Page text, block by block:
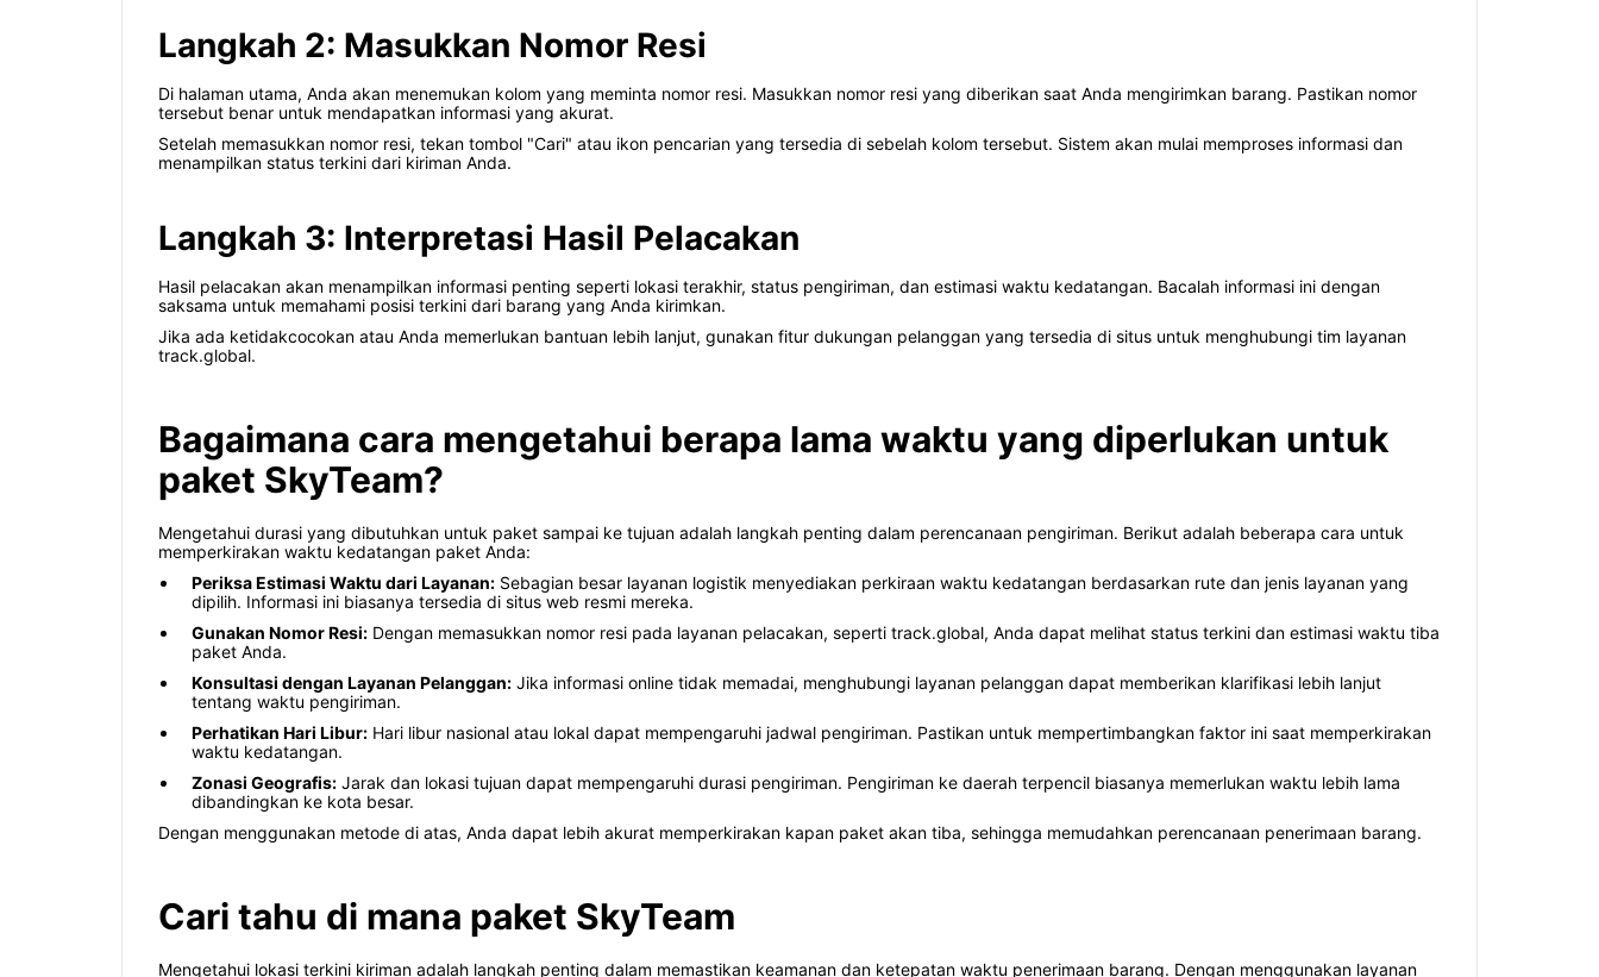
Langkah 2: Masukkan Nomor Resi
Di halaman utama, Anda akan menemukan kolom yang meminta nomor resi. Masukkan nomor resi yang diberikan saat Anda mengirimkan barang. Pastikan nomor
tersebut benar untuk mendapatkan informasi yang akurat.
Setelah memasukkan nomor resi, tekan tombol "Cari" atau ikon pencarian yang tersedia di sebelah kolom tersebut. Sistem akan mulai memproses informasi dan
menampilkan status terkini dari kiriman Anda.
Langkah 3: Interpretasi Hasil Pelacakan
Hasil pelacakan akan menampilkan informasi penting seperti lokasi terakhir, status pengiriman, dan estimasi waktu kedatangan. Bacalah informasi ini dengan
saksama untuk memahami posisi terkini dari barang yang Anda kirimkan.
Jika ada ketidakcocokan atau Anda memerlukan bantuan lebih lanjut, gunakan fitur dukungan pelanggan yang tersedia di situs untuk menghubungi tim layanan
track.global.
Bagaimana cara mengetahui berapa lama waktu yang diperlukan untuk
paket SkyTeam?
Mengetahui durasi yang dibutuhkan untuk paket sampai ke tujuan adalah langkah penting dalam perencanaan pengiriman. Berikut adalah beberapa cara untuk
memperkirakan waktu kedatangan paket Anda:
Periksa Estimasi Waktu dari Layanan: Sebagian besar layanan logistik menyediakan perkiraan waktu kedatangan berdasarkan rute dan jenis layanan yang
dipilih. Informasi ini biasanya tersedia di situs web resmi mereka.
Gunakan Nomor Resi: Dengan memasukkan nomor resi pada layanan pelacakan, seperti track.global, Anda dapat melihat status terkini dan estimasi waktu tiba
paket Anda.
Konsultasi dengan Layanan Pelanggan: Jika informasi online tidak memadai, menghubungi layanan pelanggan dapat memberikan klarifikasi lebih lanjut
tentang waktu pengiriman.
Perhatikan Hari Libur: Hari libur nasional atau lokal dapat mempengaruhi jadwal pengiriman. Pastikan untuk mempertimbangkan faktor ini saat memperkirakan
waktu kedatangan.
Zonasi Geografis: Jarak dan lokasi tujuan dapat mempengaruhi durasi pengiriman. Pengiriman ke daerah terpencil biasanya memerlukan waktu lebih lama
dibandingkan ke kota besar.
Dengan menggunakan metode di atas, Anda dapat lebih akurat memperkirakan kapan paket akan tiba, sehingga memudahkan perencanaan penerimaan barang.
Cari tahu di mana paket SkyTeam
Mengetahui lokasi terkini kiriman adalah langkah penting dalam memastikan keamanan dan ketepatan waktu penerimaan barang. Dengan menggunakan layanan